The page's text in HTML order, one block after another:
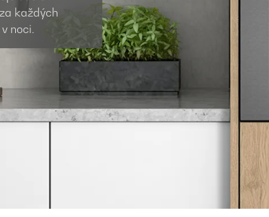
každých
noci.